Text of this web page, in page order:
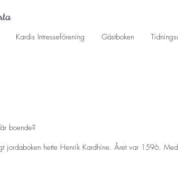
Kardis Intresseförening Gästboken
boende?
jordaboken hette Henrik Kardhine. Året var 1596.